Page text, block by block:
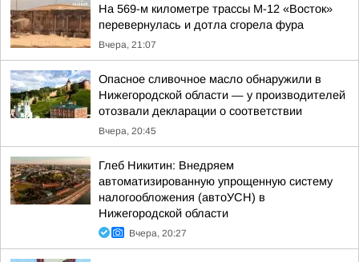
На 569-м километре трассы М-12 «Восток»
перевернулась и дотла сгорела фура
Вчера, 21:07
Опасное сливочное масло обнаружили в
Нижегородской области — у производителей
отозвали декларации о соответствии
Вчера, 20:45
Глеб Никитин: Внедряем
автоматизированную упрощенную систему
налогообложения (автоУСН) в
Нижегородской области
Вчера, 20:27